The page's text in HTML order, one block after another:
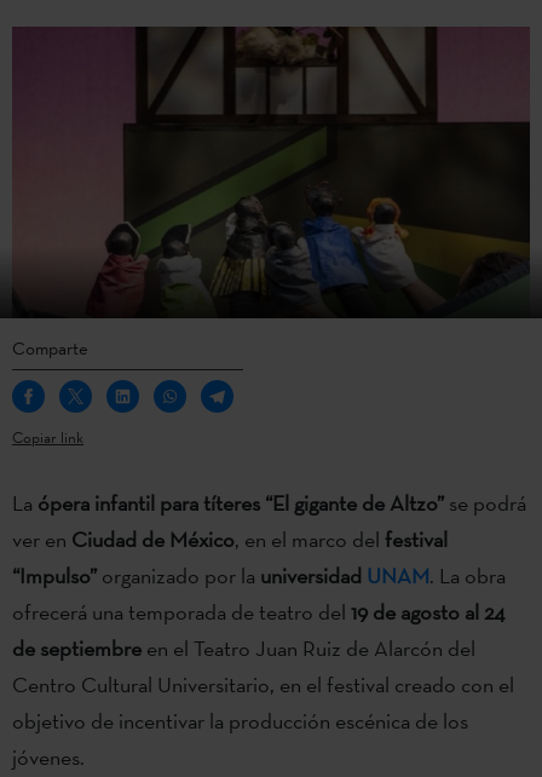
Comparte
Copiar link
La ópera infantil para títeres “El gigante de Altzo” se podrá
ver en Ciudad de México, en el marco del festival
“Impulso” organizado por la universidad UNAM. La obra
ofrecerá una temporada de teatro del 19 de agosto al 24
de septiembre en el Teatro Juan Ruiz de Alarcón del
Centro Cultural Universitario, en el festival creado con el
objetivo de incentivar la producción escénica de los
jóvenes.